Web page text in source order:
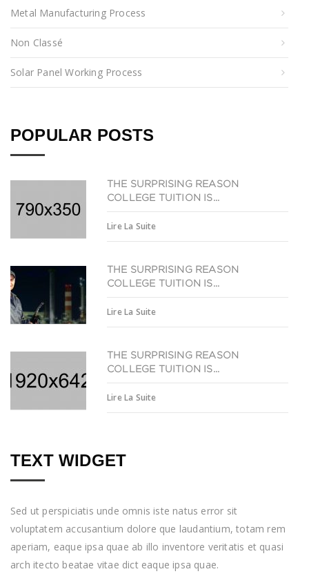
Metal Manufacturing Process
Non Classé
Solar Panel Working Process
POPULAR POSTS
THE SURPRISING REASON
COLLEGE TUITION IS...
Lire La Suite
THE SURPRISING REASON
COLLEGE TUITION IS...
Lire La Suite
THE SURPRISING REASON
COLLEGE TUITION IS...
Lire La Suite
TEXT WIDGET
Sed ut perspiciatis unde omnis iste natus error sit
voluptatem accusantium dolore que laudantium, totam rem
aperiam, eaque ipsa quae ab illo inventore veritatis et quasi
arch itecto beatae vitae dict eaque ipsa quae.